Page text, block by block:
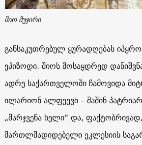
შიო მუჯირი
განსაკუთრებულ ყურადღებას
ეპიზოდი. შიოს მოსაყდრედ
ადრე საქართველოში ჩამოვიდა
ილარიონ ალფეევი – მაშინ
„მარჯვენა ხელი“ და,
მართლმადიდებელი ეკლესიის